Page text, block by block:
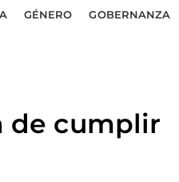
GÉNERO GOBERNANZA
de cumplir